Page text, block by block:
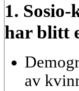
1.
har blitt
av